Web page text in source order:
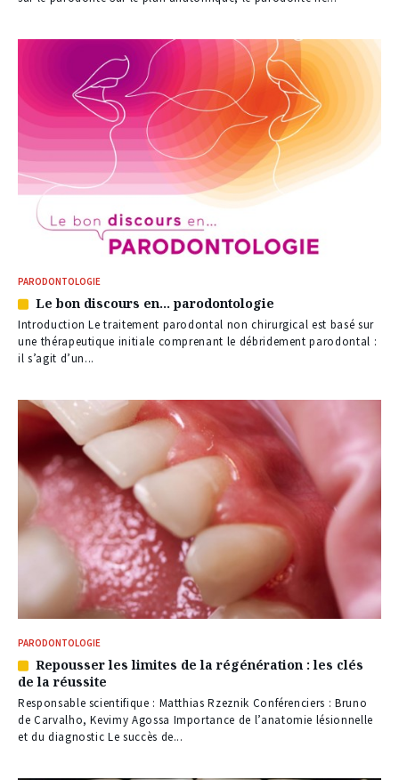
PARODONTOLOGIE
Article
réservé
à
nos
Le bon discours en… parodontologie
Introduction Le traitement parodontal non chirurgical est basé sur
une thérapeutique initiale comprenant le débridement parodontal :
il s’agit d’un...
PARODONTOLOGIE
Article
réservé
à
nos
abonnés
Repousser les limites de la régénération : les clés
de la réussite
Responsable scientifique : Matthias Rzeznik Conférenciers : Bruno
de Carvalho, Kevimy Agossa Importance de l’anatomie lésionnelle
et du diagnostic Le succès de...